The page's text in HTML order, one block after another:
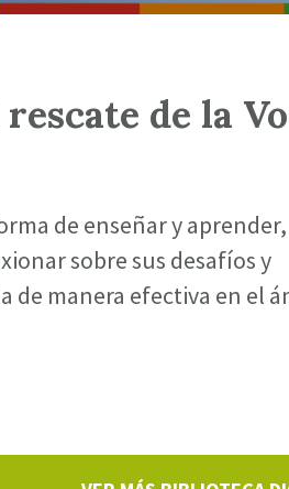
de la
de enseñar y
sobre sus desafíos y
de manera efectiva en el